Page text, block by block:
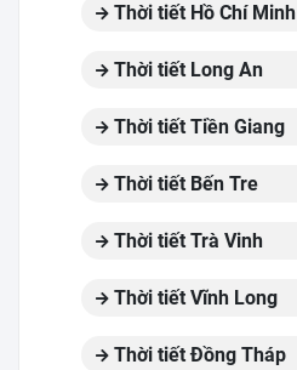
Thời tiết Hồ Chí Minh
Thời tiết Long An
Thời tiết Tiền Giang
Thời tiết Bến Tre
Thời tiết Trà Vinh
Thời tiết Vĩnh Long
Thời tiết Đồng Tháp